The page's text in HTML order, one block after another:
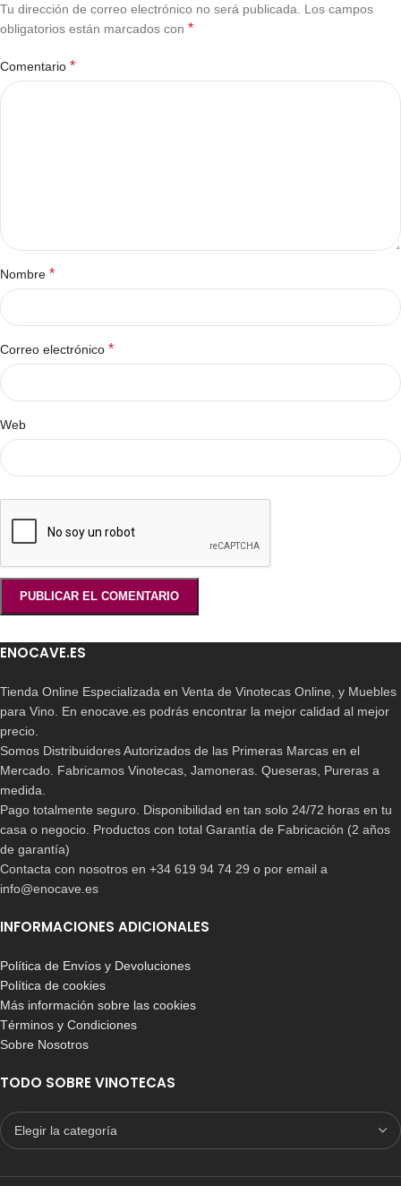
Tu dirección de correo electrónico no será publicada.
Los campos
obligatorios están marcados con *
Comentario *
Nombre *
Correo electrónico *
Web
ENOCAVE.ES
Tienda Online Especializada en Venta de Vinotecas Online, y Muebles
para Vino. En enocave.es podrás encontrar la mejor calidad al mejor
precio.
Somos Distribuidores Autorizados de las Primeras Marcas en el
Mercado. Fabricamos Vinotecas, Jamoneras. Queseras, Pureras a
medida.
Pago totalmente seguro. Disponibilidad en tan solo 24/72 horas en tu
casa o negocio. Productos con total Garantía de Fabricación (2 años
de garantía)
Contacta con nosotros en +34 619 94 74 29 o por email a
info@enocave.es
INFORMACIONES ADICIONALES
Política de Envíos y Devoluciones
Política de cookies
Más información sobre las cookies
Términos y Condiciones
Sobre Nosotros
TODO SOBRE VINOTECAS